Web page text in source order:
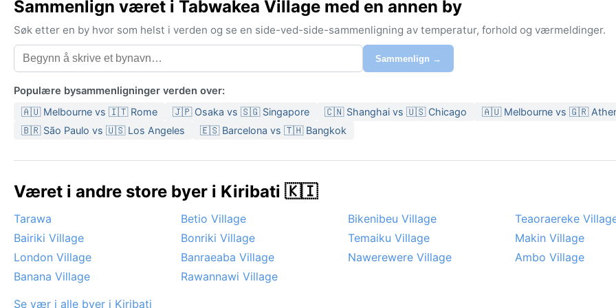
Sammenlign været i Tabwakea Village med en annen by
Søk etter en by hvor som helst i verden og se en side-ved-side-sammenligning av temperatur, forhold og værmeldinger.
Sammenlign →
Populære bysammenligninger verden over:
🇦🇺 Melbourne vs 🇮🇹 Rome 🇯🇵 Osaka vs 🇸🇬 Singapore 🇨🇳 Shanghai vs 🇺🇸 Chicago
🇦🇺 Melbourne vs 🇬🇷
🇧🇷 São Paulo vs 🇺🇸 Los Angeles
🇪🇸 Barcelona vs 🇹🇭 Bangkok
Været i andre store byer i Kiribati 🇰🇮
Tarawa Betio Village Bikenibeu Village
Teaoraereke
Bairiki Village
Bonriki Village Temaiku Village
Makin Village
London Village
Banraeaba Village Nawerewere Village
Ambo Village
Banana Village
Rawannawi Village
Se vær i alle byer i Kiribati